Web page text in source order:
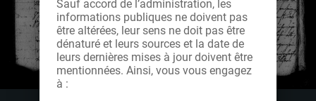
Sauf accord de l’administration, les
informations publiques ne doivent pas
être altérées, leur sens ne doit pas être
dénaturé et leurs sources et la date de
leurs dernières mises à jour doivent être
mentionnées. Ainsi, vous vous engagez
à :